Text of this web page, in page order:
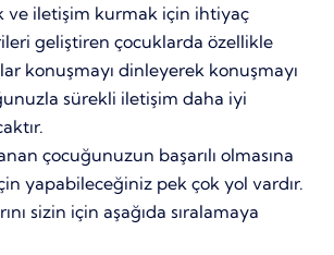
ve iletişim kurmak için ihtiyaç
geliştiren çocuklarda özellikle
konuşmayı dinleyerek konuşmayı
sürekli iletişim daha iyi
çocuğunuzun başarılı olmasına
yapabileceğiniz pek çok yol vardır.
sizin için aşağıda sıralamaya